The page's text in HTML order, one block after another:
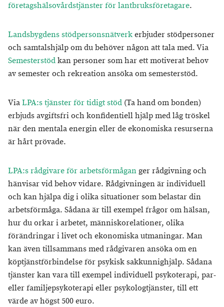
företagshälsovårdstjänster för lantbruksföretagare.
Landsbygdens stödpersonsnätverkerbjuder stödpersoner
och samtalshjälp om du behöver någon att tala med. Via
Semesterstödkan personer som har ett motiverat behov
av semester och rekreation ansöka om semesterstöd.
ViaLPA:s tjänster för tidigt stöd (Ta hand om bonden)
erbjuds avgiftsfri och konfidentiell hjälp med låg tröskel
när den mentala energin eller de ekonomiska resurserna
är hårt prövade.
LPA:s rådgivare för arbetsförmåganger rådgivning och
hänvisar vid behov vidare. Rådgivningen är individuell
och kan hjälpa dig i olika situationer som belastar din
arbetsförmåga. Sådana är till exempel frågor om hälsan,
hur du orkar i arbetet, människorelationer, olika
förändringar i livet och ekonomiska utmaningar. Man
kan även tillsammans med rådgivaren ansöka om en
köptjänstförbindelse för psykisk sakkunnighjälp. Sådana
tjänster kan vara till exempel individuell psykoterapi, par-
eller familjepsykoterapi eller psykologtjänster, till ett
värde av högst 500 euro.